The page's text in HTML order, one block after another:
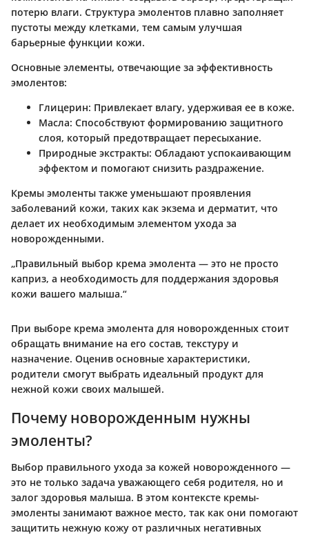
потерю влаги. Структура эмолентов плавно заполняет
пустоты между клетками, тем самым улучшая
барьерные функции кожи.
Основные элементы, отвечающие за эффективность
эмолентов:
Глицерин: Привлекает влагу, удерживая ее в коже.
Масла: Способствуют формированию защитного
слоя, который предотвращает пересыхание.
Природные экстракты: Обладают успокаивающим
эффектом и помогают снизить раздражение.
Кремы эмоленты также уменьшают проявления
заболеваний кожи, таких как экзема и дерматит, что
делает их необходимым элементом ухода за
новорожденными.
„Правильный выбор крема эмолента — это не просто
каприз, а необходимость для поддержания здоровья
кожи вашего малыша.“
При выборе крема эмолента для новорожденных стоит
обращать внимание на его состав, текстуру и
назначение. Оценив основные характеристики,
родители смогут выбрать идеальный продукт для
нежной кожи своих малышей.
Почему новорожденным нужны
эмоленты?
Выбор правильного ухода за кожей новорожденного —
это не только задача уважающего себя родителя, но и
залог здоровья малыша. В этом контексте кремы-
эмоленты занимают важное место, так как они помогают
защитить нежную кожу от различных негативных